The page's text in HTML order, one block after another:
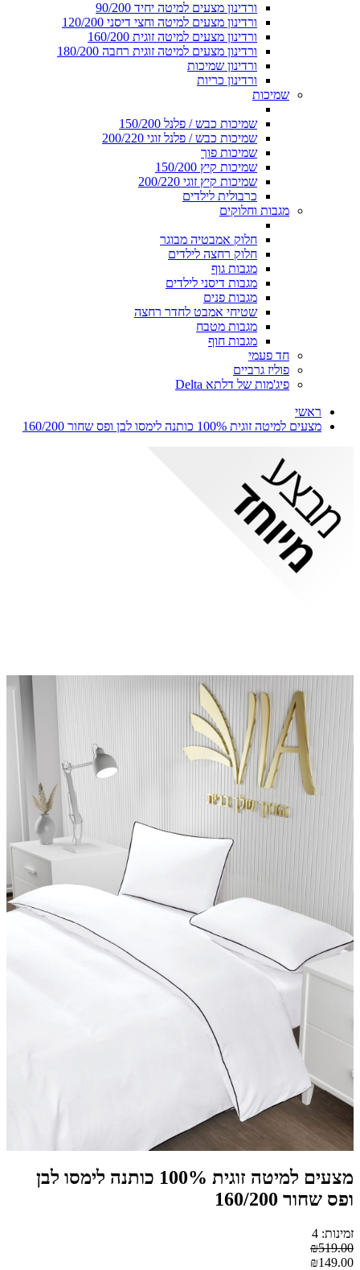
ורדינון מצעים למיטה יחיד 90/200
ורדינון מצעים למיטה וחצי דיסני 120/200
ורדינון מצעים למיטה זוגית 160/200
ורדינון מצעים למיטה זוגית רחבה 180/200
ורדינון שמיכות
ורדינון כריות
שמיכות
שמיכות כבש / פלנל 150/200
שמיכות כבש / פלנל זוגי 200/220
שמיכות פוך
שמיכות קיץ 150/200
שמיכות קיץ זוגי 200/220
כרבולית לילדים
מגבות וחלוקים
חלוק אמבטיה מבוגר
חלוק רחצה לילדים
מגבות גוף
מגבות דיסני לילדים
מגבות פנים
שטיחי אמבט לחדר רחצה
מגבות מטבח
מגבות חוף
חד פעמי
פוליז גרביים
פיג'מות של דלתא Delta
ראשי
מצעים למיטה זוגית 100% כותנה לימסו לבן ופס שחור 160/200
מצעים למיטה זוגית 100% כותנה לימסו לבן
ופס שחור 160/200
זמינות: 4
₪519.00
₪149.00